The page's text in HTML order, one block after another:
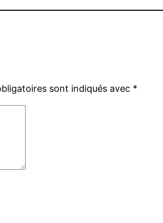
sont indiqués avec *